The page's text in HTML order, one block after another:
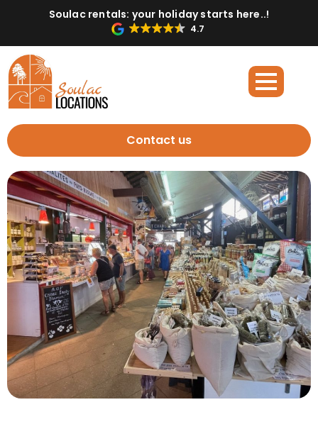
Soulac rentals: your holiday starts here..!
4.7
Contact us